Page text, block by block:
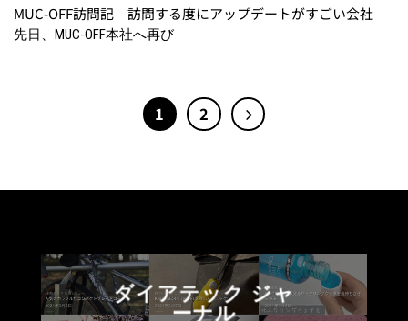
MUC-OFF訪問記 訪問する度にアップデートがすごい会社
先日、MUC-OFF本社へ再び
1 2
ダイアテック ジャ
ーナル